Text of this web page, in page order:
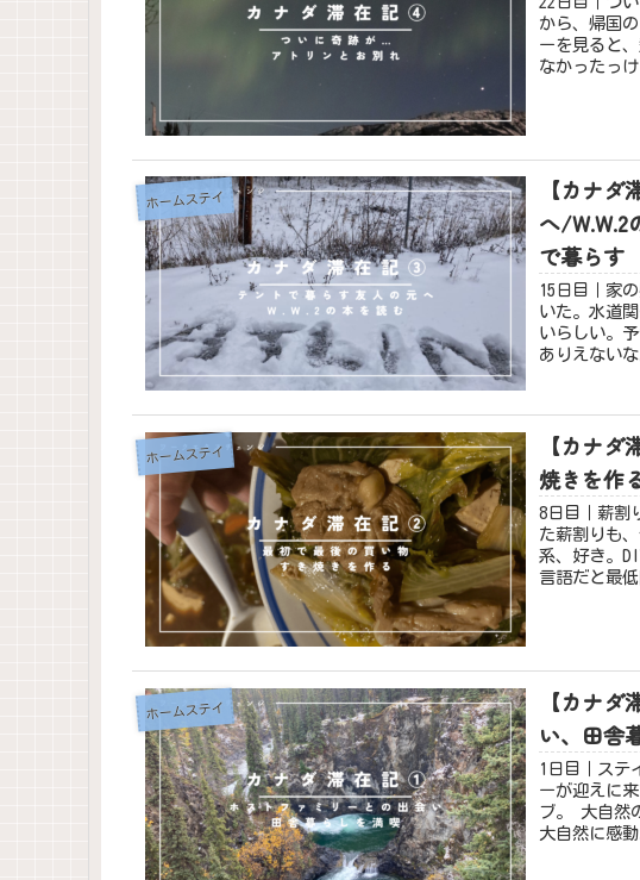
から、帰国
ーを見ると
なかったっ
ホームステイ
【カナ
へ/
で暮らす
15日目｜家
いた。水道
いらしい。
ありえない
ホームステイ
【カナ
焼きを作
8日目｜薪割
た薪割りも
系、好き。
言語だと最
ホームステイ
【カナ
い、田舎
1日目｜ステ
ーが迎えに
ブ。 大自然
大自然に感